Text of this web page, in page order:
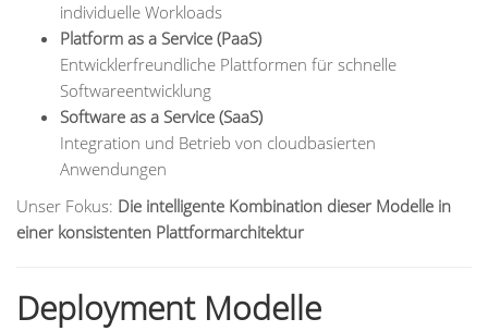
individuelle Workloads
Platform as a Service (PaaS)
Entwicklerfreundliche Plattformen für schnelle
Softwareentwicklung
Software as a Service (SaaS)
Integration und Betrieb von cloudbasierten
Anwendungen
Unser Fokus: Die intelligente Kombination dieser Modelle in
einer konsistenten Plattformarchitektur
Deployment Modelle